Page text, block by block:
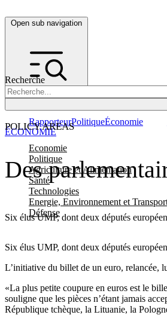
Open sub navigation
Recherche
POLICY AREAS
Economie
Politique
Agriculture et Alimentation
Santé
Technologies
Energie, Environnement et
Défense
RapporteurPolitiqueÉconomie
Des
Six élus UMP, dont deux députés
ÉCONOMIE
Six élus UMP, dont deux députés
L’initiative du billet de un euro, relancée,
«La plus petite coupure en euros est le
souligne que les pièces n’étant jamais
République tchèque, la Lituanie, la